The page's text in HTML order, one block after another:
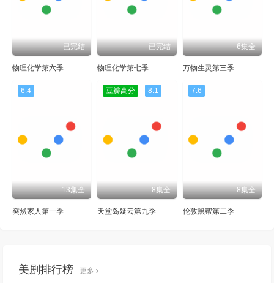
已完结
物理化学第六季
已完结
物理化学第七季
6集全
万物生灵第三季
6.4
13集全
突然家人第一季
豆瓣高分 8.1
8集全
天堂岛疑云第九季
7.6
8集全
伦敦黑帮第二季
美剧排行榜 更多